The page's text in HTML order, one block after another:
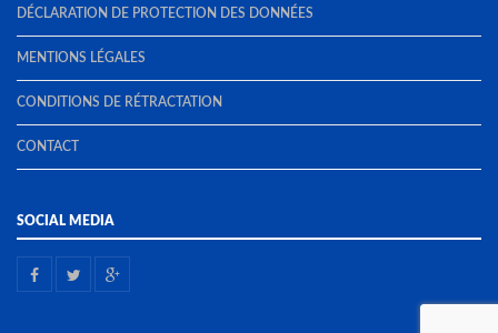
DÉCLARATION DE PROTECTION DES DONNÉES
MENTIONS LÉGALES
CONDITIONS DE RÉTRACTATION
CONTACT
SOCIAL MEDIA